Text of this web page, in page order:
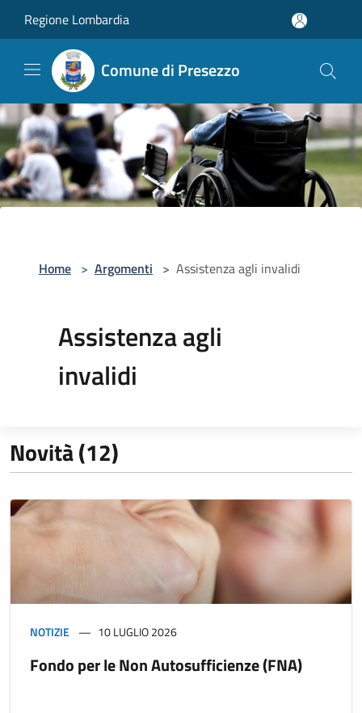
Regione Lombardia
Comune di Presezzo
Home > Argomenti > Assistenza agli invalidi
Assistenza agli
invalidi
Novità (12)
NOTIZIE 10 LUGLIO 2026
Fondo per le Non Autosufficienze (FNA)